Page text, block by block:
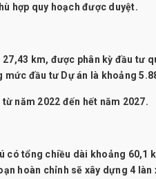
hợp quy hoạch được duyệt.
km, được phân kỳ đầu tư
đầu tư Dự án là khoảng
năm 2022 đến hết năm 2027.
có tổng chiều dài khoảng
hoàn chỉnh sẽ xây dựng 4